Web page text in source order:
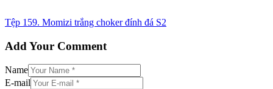
Tệp 159. Momizi trắng choker đính đá S2
Add Your Comment
Name
E-mail